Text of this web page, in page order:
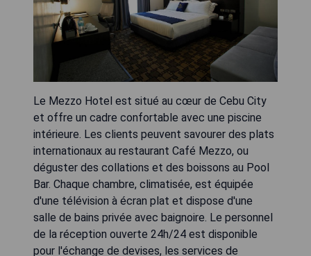
Le Mezzo Hotel est situé au cœur de Cebu City
et offre un cadre confortable avec une piscine
intérieure. Les clients peuvent savourer des plats
internationaux au restaurant Café Mezzo, ou
déguster des collations et des boissons au Pool
Bar. Chaque chambre, climatisée, est équipée
d'une télévision à écran plat et dispose d'une
salle de bains privée avec baignoire. Le personnel
de la réception ouverte 24h/24 est disponible
pour l'échange de devises, les services de